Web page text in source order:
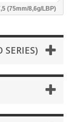
(75mm/8,6g/LBP)